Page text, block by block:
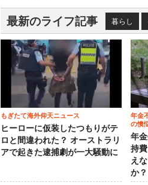
最新のライフ記事 暮らし
もぎたて海外仰天ニュース
ヒーローに仮装したつもりがテ
ロと間違われた？ オーストラリ
アで起きた逮捕劇が一大騒動に
年金
の懊
年
持
え
か？